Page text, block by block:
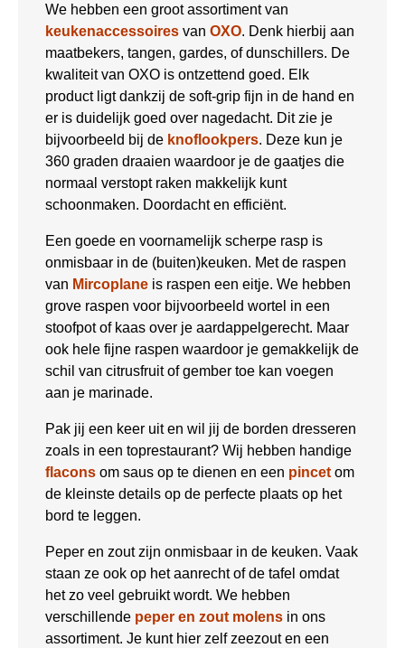
We hebben een groot assortiment van
keukenaccessoires van OXO. Denk hierbij aan
maatbekers, tangen, gardes, of dunschillers. De
kwaliteit van OXO is ontzettend goed. Elk
product ligt dankzij de soft-grip fijn in de hand en
er is duidelijk goed over nagedacht. Dit zie je
bijvoorbeeld bij de knoflookpers. Deze kun je
360 graden draaien waardoor je de gaatjes die
normaal verstopt raken makkelijk kunt
schoonmaken. Doordacht en efficiënt.
Een goede en voornamelijk scherpe rasp is
onmisbaar in de (buiten)keuken. Met de raspen
van Mircoplane is raspen een eitje. We hebben
grove raspen voor bijvoorbeeld wortel in een
stoofpot of kaas over je aardappelgerecht. Maar
ook hele fijne raspen waardoor je gemakkelijk de
schil van citrusfruit of gember toe kan voegen
aan je marinade.
Pak jij een keer uit en wil jij de borden dresseren
zoals in een toprestaurant? Wij hebben handige
flacons om saus op te dienen en een pincet om
de kleinste details op de perfecte plaats op het
bord te leggen.
Peper en zout zijn onmisbaar in de keuken. Vaak
staan ze ook op het aanrecht of de tafel omdat
het zo veel gebruikt wordt. We hebben
verschillende peper en zout molens in ons
assortiment. Je kunt hier zelf zeezout en een